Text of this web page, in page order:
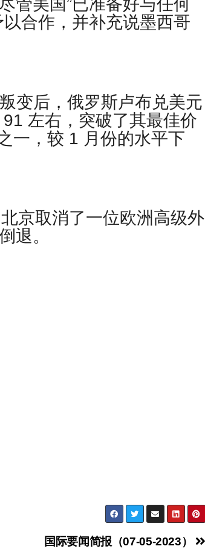
管美国”已准备好与任何
合作，并补充说墨西哥
变后，俄罗斯卢布兑美元
左右，突破了其最佳价
一，较 1 月份的水平下
京取消了一位欧洲高级外
退。
国际要闻简报（07-05-2023）